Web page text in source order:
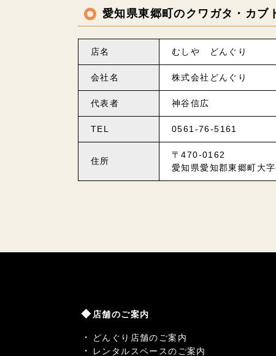
愛知県東郷町のクワガタ・カブ
店名 むしや どんぐり
会社名 株式会社どんぐり
代表者 神谷信広
TEL 0561-76-5161
住所
〒470-0162
愛知県愛知郡東郷町大
店舗のご案内
どんぐり店舗のご案内
レンタルスペースのご案内